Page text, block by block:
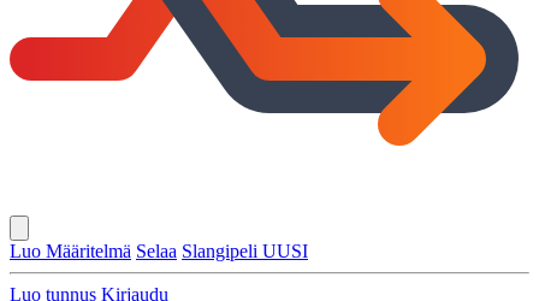
Luo Määritelmä Selaa Slangipeli UUSI
Luo tunnus Kirjaudu